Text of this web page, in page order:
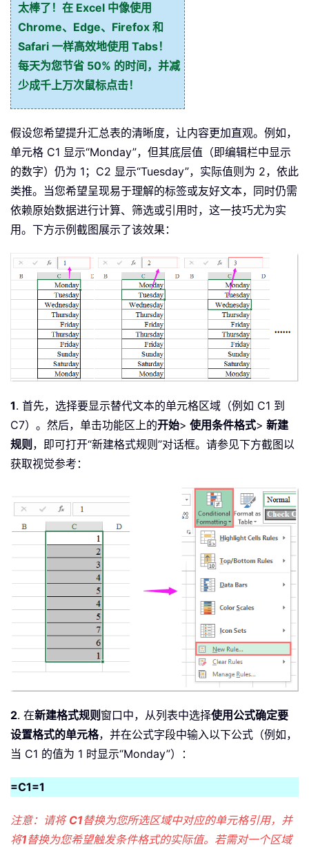
太棒了！在 Excel 中像使用
Chrome、Edge、Firefox 和
Safari 一样高效地使用 Tabs！
每天为您节省 50% 的时间，并减
少成千上万次鼠标点击！
假设您希望提升汇总表的清晰度，让内容更加直观。例如，
单元格 C1 显示“Monday”，但其底层值（即编辑栏中显示
的数字）仍为 1；C2 显示“Tuesday”，实际值则为 2，依此
类推。当您希望呈现易于理解的标签或友好文本，同时仍需
依赖原始数据进行计算、筛选或引用时，这一技巧尤为实
用。下方示例截图展示了该效果：
1. 首先，选择要显示替代文本的单元格区域（例如 C1 到
C7）。然后，单击功能区上的开始> 使用条件格式> 新建
规则 ，即可打开“新建格式规则”对话框。请参见下方截图以
获取视觉参考：
2. 在新建格式规则 窗口中，从列表中选择使用公式确定要
设置格式的单元格，并在公式字段中输入以下公式（例如，
当 C1 的值为 1 时显示“Monday”）：
=C1=1
注意：请将 C1替换为您所选区域中对应的单元格引用，并
将1替换为您希望触发条件格式的实际值。若需对一个区域